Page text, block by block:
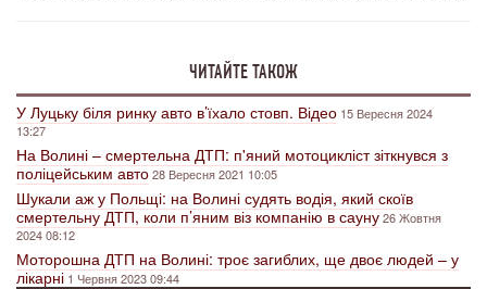
ЧИТАЙТЕ ТАКОЖ
У Луцьку біля ринку авто в’їхало стовп. Відео 15 Вересня 2024
13:27
На Волині – смертельна ДТП: п'яний мотоцикліст зіткнувся з
поліцейським авто28 Вересня 2021 10:05
Шукали аж у Польщі: на Волині судять водія, який скоїв
смертельну ДТП, коли п’яним віз компанію в сауну26 Жовтня
2024 08:12
Моторошна ДТП на Волині: троє загиблих, ще двоє людей – у
лікарні 1 Червня 2023 09:44